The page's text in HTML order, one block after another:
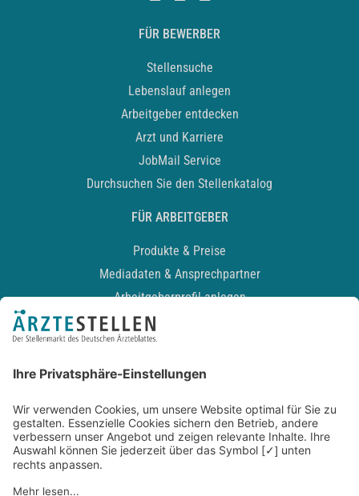
FÜR BEWERBER
Stellensuche
Lebenslauf anlegen
Arbeitgeber entdecken
Arzt und Karriere
JobMail Service
Durchsuchen Sie den Stellenkatalog
FÜR ARBEITGEBER
Produkte & Preise
Mediadaten & Ansprechpartner
Arbeitgeberprofil anlegen
Recruiting-Podcast
Kontakt
Datenschutz
Newsletter